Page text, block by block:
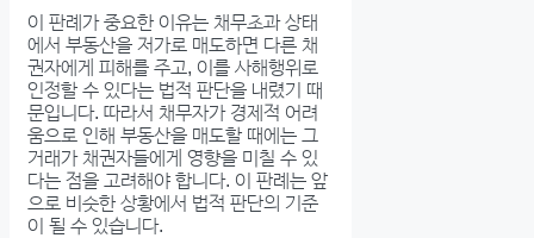
이 판례가 중요한 이유는 채무초과 상태
에서 부동산을 저가로 매도하면 다른 채
권자에게 피해를 주고, 이를 사해행위로
인정할 수 있다는 법적 판단을 내렸기 때
문입니다. 따라서 채무자가 경제적 어려
움으로 인해 부동산을 매도할 때에는 그
거래가 채권자들에게 영향을 미칠 수 있
다는 점을 고려해야 합니다. 이 판례는 앞
으로 비슷한 상황에서 법적 판단의 기준
이 될 수 있습니다.